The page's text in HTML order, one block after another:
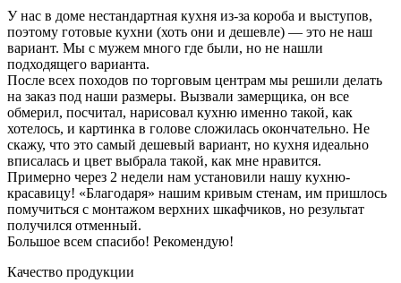
У нас в доме нестандартная кухня из-за короба и выступов,
поэтому готовые кухни (хоть они и дешевле) — это не наш
вариант. Мы с мужем много где были, но не нашли
подходящего варианта.
После всех походов по торговым центрам мы решили делать
на заказ под наши размеры. Вызвали замерщика, он все
обмерил, посчитал, нарисовал кухню именно такой, как
хотелось, и картинка в голове сложилась окончательно. Не
скажу, что это самый дешевый вариант, но кухня идеально
вписалась и цвет выбрала такой, как мне нравится.
Примерно через 2 недели нам установили нашу кухню-
красавицу! «Благодаря» нашим кривым стенам, им пришлось
помучиться с монтажом верхних шкафчиков, но результат
получился отменный.
Большое всем спасибо! Рекомендую!
Качество продукции